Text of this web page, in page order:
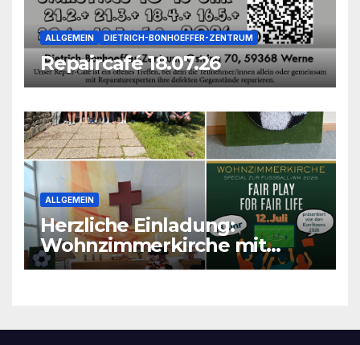
ALLGEMEIN DIETRICH-BONHOEFFER-ZENTRUM
Repaircafé 18.07.26
ALLGEMEIN
Herzliche Einladung:
Wohnzimmerkirche mit
unseren Konfis